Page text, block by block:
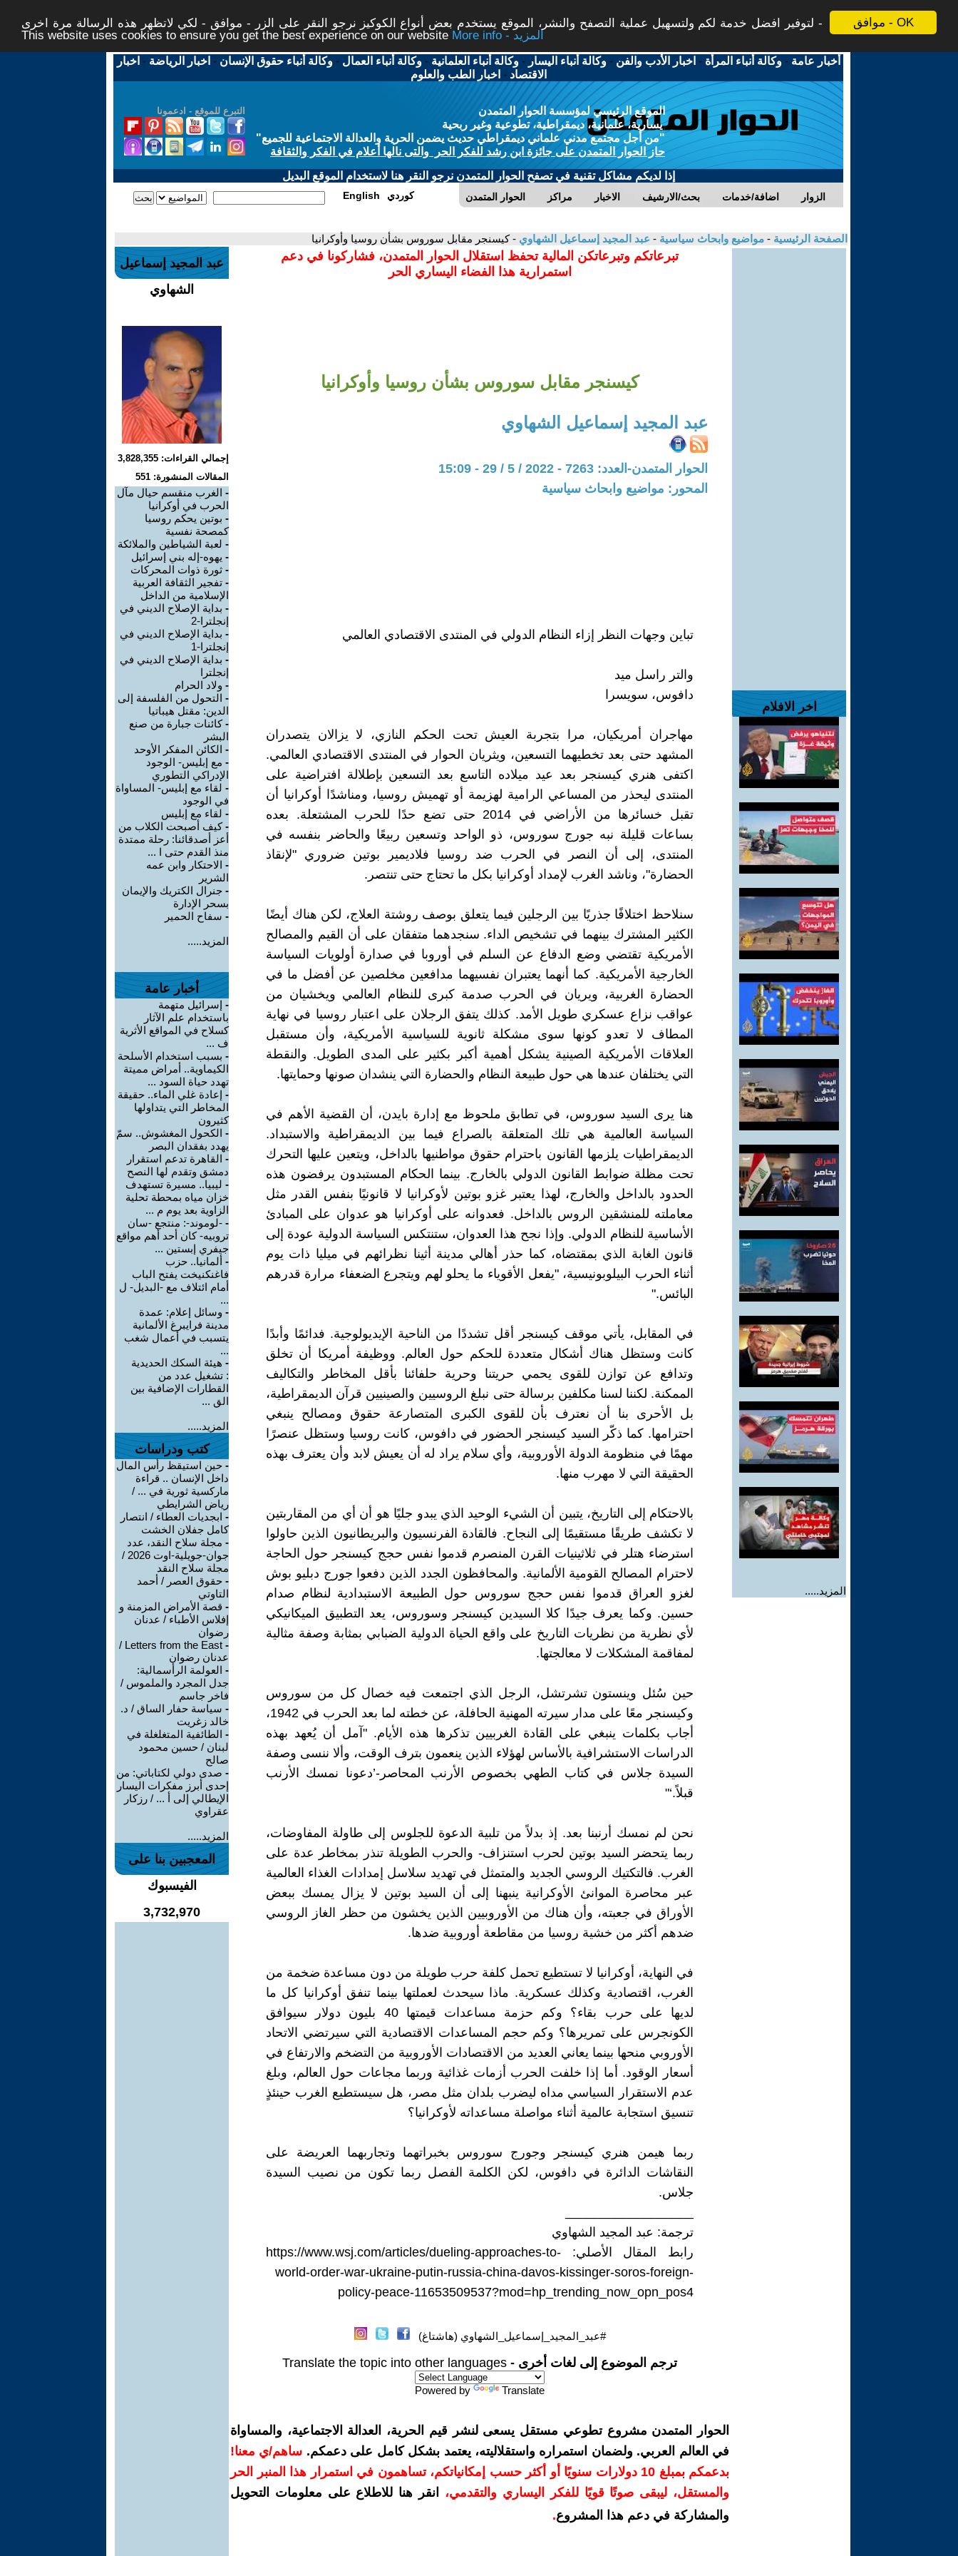
موافق - OK
لتوفير افضل خدمة لكم ولتسهيل عملية التصفح والنشر، الموقع يستخدم بعض أنواع الكوكيز نرجو النقر على الزر - موافق - لكي لاتظهر هذه الرسالة مرة اخرى -
This website uses cookies to ensure you get the best experience on our website
More info - المزيد
أخبار عامة -وكالة أنباء المرأة - اخبار الأدب والفن -وكالة أنباء اليسار -وكالة أنباء العلمانية -وكالة أنباء العمال -وكالة أنباء حقوق الإنسان - اخبار الرياضة - اخبار
الاقتصاد - اخبار الطب والعلوم
التبرع للموقع - ادعمونا
الموقع الرئيسي لمؤسسة الحوار المتمدن
يسارية، علمانية، ديمقراطية، تطوعية وغير ربحية
"من أجل مجتمع مدني علماني ديمقراطي حديث يضمن الحرية والعدالة الاجتماعية للجميع"
حاز الحوار المتمدن على جائزة ابن رشد للفكر الحر والتى نالها أعلام في الفكر والثقافة
إذا لديكم مشاكل تقنية في تصفح الحوار المتمدن نرجو النقر هنا لاستخدام الموقع البديل
الحوار المتمدن مراكز الاخبار بحث/الارشيف اضافة/خدمات الزوار English كوردي
الصفحة الرئيسية - مواضيع وابحاث سياسية - عبد المجيد إسماعيل الشهاوي - كيسنجر مقابل سوروس بشأن روسيا وأوكرانيا
اخر الافلام
المزيد.....
تبرعاتكم وتبرعاتكن المالية تحفظ استقلال الحوار المتمدن، فشاركونا في دعم
استمرارية هذا الفضاء اليساري الحر
كيسنجر مقابل سوروس بشأن روسيا وأوكرانيا
عبد المجيد إسماعيل الشهاوي
الحوار المتمدن-العدد: 7263 - 2022 / 5 / 29 - 15:09
المحور: مواضيع وابحاث سياسية
تباين وجهات النظر إزاء النظام الدولي في المنتدى الاقتصادي العالمي
والتر راسل ميد
دافوس، سويسرا
مهاجران أمريكيان، مرا بتجربة العيش تحت الحكم النازي، لا يزالان يتصدران
المشهد حتى بعد تخطيهما التسعين، ويثريان الحوار في المنتدى الاقتصادي العالمي.
اكتفى هنري كيسنجر بعد عيد ميلاده التاسع بعد التسعين بإطلالة افتراضية على
المنتدى ليحذر من المساعي الرامية لهزيمة أو تهميش روسيا، ومناشدًا أوكرانيا أن
تقبل خسائرها من الأراضي في 2014 حتى تضع حدًا للحرب المشتعلة. بعده
بساعات قليلة نبه جورج سوروس، ذو الواحد وتسعين ربيعًا والحاضر بنفسه في
المنتدى، إلى أن النصر في الحرب ضد روسيا فلاديمير بوتين ضروري "لإنقاذ
الحضارة"، وناشد الغرب لإمداد أوكرانيا بكل ما تحتاج حتى تنتصر.
سنلاحظ اختلافًا جذريًا بين الرجلين فيما يتعلق بوصف روشتة العلاج، لكن هناك أيضًا
الكثير المشترك بينهما في تشخيص الداء. سنجدهما متفقان على أن القيم والمصالح
الأمريكية تقتضي وضع الدفاع عن السلم في أوروبا في صدارة أولويات السياسة
الخارجية الأمريكية. كما أنهما يعتبران نفسيهما مدافعين مخلصين عن أفضل ما في
الحضارة الغربية، ويريان في الحرب صدمة كبرى للنظام العالمي ويخشيان من
عواقب نزاع عسكري طويل الأمد. كذلك يتفق الرجلان على اعتبار روسيا في نهاية
المطاف لا تعدو كونها سوى مشكلة ثانوية للسياسية الأمريكية، وأن مستقبل
العلاقات الأمريكية الصينية يشكل أهمية أكبر بكثير على المدى الطويل. والنقطة
التي يختلفان عندها هي حول طبيعة النظام والحضارة التي ينشدان صونها وحمايتها.
هنا يرى السيد سوروس، في تطابق ملحوظ مع إدارة بايدن، أن القضية الأهم في
السياسة العالمية هي تلك المتعلقة بالصراع فيما بين الديمقراطية والاستبداد.
الديمقراطيات يلزمها القانون باحترام حقوق مواطنيها بالداخل، ويتعين عليها التحرك
تحت مظلة ضوابط القانون الدولي بالخارج. بينما الحكام المستبدون يرفضون هذه
الحدود بالداخل والخارج، لهذا يعتبر غزو بوتين لأوكرانيا لا قانونيًا بنفس القدر مثل
معاملته للمنشقين الروس بالداخل. فعدوانه على أوكرانيا هو عدوان على المبادئ
الأساسية للنظام الدولي. وإذا نجح هذا العدوان، ستنتكس السياسة الدولية عودة إلى
قانون الغابة الذي بمقتضاه، كما حذر أهالي مدينة أثينا نظرائهم في ميليا ذات يوم
أثناء الحرب البيلوبونيسية، "يفعل الأقوياء ما يحلو لهم ويتجرع الضعفاء مرارة قدرهم
البائس."
في المقابل، يأتي موقف كيسنجر أقل تشددًا من الناحية الإيديولوجية. فدائمًا وأبدًا
كانت وستظل هناك أشكال متعددة للحكم حول العالم. ووظيفة أمريكا أن تخلق
وتدافع عن توازن للقوى يحمي حريتنا وحرية حلفائنا بأقل المخاطر والتكاليف
الممكنة. لكننا لسنا مكلفين برسالة حتى نبلغ الروسيين والصينيين قرآن الديمقراطية،
بل الأحرى بنا أن نعترف بأن للقوى الكبرى المتصارعة حقوق ومصالح ينبغي
احترامها. كما ذكّر السيد كيسنجر الحضور في دافوس، كانت روسيا وستظل عنصرًا
مهمًا في منظومة الدولة الأوروبية، وأي سلام يراد له أن يعيش لابد وأن يعترف بهذه
الحقيقة التي لا مهرب منها.
بالاحتكام إلى التاريخ، يتبين أن الشيء الوحيد الذي يبدو جليًا هو أن أي من المقاربتين
لا تكشف طريقًا مستقيمًا إلى النجاح. فالقادة الفرنسيون والبريطانيون الذين حاولوا
استرضاء هتلر في ثلاثينيات القرن المنصرم قدموا نفس حجج كيسنجر حول الحاجة
لاحترام المصالح القومية الألمانية. والمحافظون الجدد الذين دفعوا جورج دبليو بوش
لغزو العراق قدموا نفس حجج سوروس حول الطبيعة الاستبدادية لنظام صدام
حسين. وكما يعرف جيدًا كلا السيدين كيسنجر وسوروس، يعد التطبيق الميكانيكي
لأي نظرية من نظريات التاريخ على واقع الحياة الدولية الضبابي بمثابة وصفة مثالية
لمفاقمة المشكلات لا معالجتها.
حين سُئل وينستون تشرتشل، الرجل الذي اجتمعت فيه خصال كل من سوروس
وكيسنجر معًا على مدار سيرته المهنية الحافلة، عن خطته لما بعد الحرب في 1942،
أجاب بكلمات ينبغي على القادة الغربيين تذكرها هذه الأيام. "آمل أن يُعهد بهذه
الدراسات الاستشرافية بالأساس لهؤلاء الذين ينعمون بترف الوقت، وألا ننسى وصفة
السيدة جلاس في كتاب الطهي بخصوص الأرنب المحاصر-’دعونا نمسك الأرنب
قبلاً.‘"
نحن لم نمسك أرنبنا بعد. إذ بدلاً من تلبية الدعوة للجلوس إلى طاولة المفاوضات،
ربما يتحضر السيد بوتين لحرب استنزاف- والحرب الطويلة تنذر بمخاطر عدة على
الغرب. فالتكتيك الروسي الجديد والمتمثل في تهديد سلاسل إمدادات الغذاء العالمية
عبر محاصرة الموانئ الأوكرانية ينبهنا إلى أن السيد بوتين لا يزال يمسك ببعض
الأوراق في جعبته، وأن هناك من الأوروبيين الذين يخشون من حظر الغاز الروسي
ضدهم أكثر من خشية روسيا من مقاطعة أوروبية ضدها.
في النهاية، أوكرانيا لا تستطيع تحمل كلفة حرب طويلة من دون مساعدة ضخمة من
الغرب، اقتصادية وكذلك عسكرية. ماذا سيحدث لعملتها بينما تنفق أوكرانيا كل ما
لديها على حرب بقاء؟ وكم حزمة مساعدات قيمتها 40 بليون دولار سيوافق
الكونجرس على تمريرها؟ وكم حجم المساعدات الاقتصادية التي سيرتضي الاتحاد
الأوروبي منحها بينما يعاني العديد من الاقتصادات الأوروبية من التضخم والارتفاع في
أسعار الوقود. أما إذا خلفت الحرب أزمات غذائية وربما مجاعات حول العالم، وبلغ
عدم الاستقرار السياسي مداه ليضرب بلدان مثل مصر، هل سيستطيع الغرب حينئذٍ
تنسيق استجابة عالمية أثناء مواصلة مساعداته لأوكرانيا؟
ربما هيمن هنري كيسنجر وجورج سوروس بخبراتهما وتجاربهما العريضة على
النقاشات الدائرة في دافوس، لكن الكلمة الفصل ربما تكون من نصيب السيدة
جلاس.
ترجمة: عبد المجيد الشهاوي
رابط المقال الأصلي: https://www.wsj.com/articles/dueling-approaches-to-
world-order-war-ukraine-putin-russia-china-davos-kissinger-soros-foreign-
policy-peace-11653509537?mod=hp_trending_now_opn_pos4
#عبد_المجيد_إسماعيل_الشهاوي (هاشتاغ)
ترجم الموضوع إلى لغات أخرى - Translate the topic into other languages
Powered by Translate
الحوار المتمدن مشروع تطوعي مستقل يسعى لنشر قيم الحرية، العدالة الاجتماعية، والمساواة
في العالم العربي. ولضمان استمراره واستقلاليته، يعتمد بشكل كامل على دعمكم. ساهم/ي معنا!
بدعمكم بمبلغ 10 دولارات سنويًا أو أكثر حسب إمكانياتكم، تساهمون في استمرار هذا المنبر الحر
والمستقل، ليبقى صوتًا قويًا للفكر اليساري والتقدمي،
انقر هنا للاطلاع على معلومات التحويل
والمشاركة في دعم هذا المشروع.
عبد المجيد إسماعيل
الشهاوي
إجمالي القراءات: 3,828,355
المقالات المنشورة: 551
- الغرب منقسم حيال مآل
الحرب في أوكرانيا
- بوتين يحكم روسيا
كمصحة نفسية
- لعبة الشياطين والملائكة
- يهوه-إله بني إسرائيل
- ثورة ذوات المحركات
- تفجير الثقافة العربية
الإسلامية من الداخل
- بداية الإصلاح الديني في
إنجلترا-2
- بداية الإصلاح الديني في
إنجلترا-1
- بداية الإصلاح الديني في
إنجلترا
- ولاد الحرام
- التحول من الفلسفة إلى
الدين: مقتل هيباتيا
-كائنات جبارة من صنع
البشر
- الكائن المفكر الأوحد
- مع إبليس- الوجود
الإدراكي التطوري
- لقاء مع إبليس- المساواة
في الوجود
- لقاء مع إبليس
-كيف أصبحت الكلاب من
أعز أصدقائنا: رحلة ممتدة
منذ القدم حتى ا ...
- الاحتكار وابن عمه
الشرير
- جنرال الكتريك والإيمان
بسحر الإدارة
- سفاح الحمير
المزيد.....
أخبار عامة
- إسرائيل متهمة
باستخدام علم الآثار
كسلاح في المواقع الأثرية
ف ...
- بسبب استخدام الأسلحة
الكيماوية.. أمراض مميتة
تهدد حياة السود ...
- إعادة غلي الماء.. حقيقة
المخاطر التي يتداولها
كثيرون
- الكحول المغشوش.. سمّ
يهدد بفقدان البصر
- القاهرة تدعم استقرار
دمشق وتقدم لها النصح
- ليبيا.. مسيرة تستهدف
خزان مياه بمحطة تحلية
الزاوية بعد يوم م ...
- -لوموند-: منتجع -سان
تروبيه- كان أحد أهم مواقع
جيفري إبستين ...
- ألمانيا.. حزب
فاغنكنيخت يفتح الباب
أمام ائتلاف مع -البديل- ل
...
- وسائل إعلام: عمدة
مدينة فرايبرغ الألمانية
يتسبب في أعمال شغب
...
- هيئة السكك الحديدية
: تشغيل عدد من
القطارات الإضافية بين
الق ...
المزيد.....
كتب ودراسات
- حين استيقظ رأس المال
داخل الإنسان .. قراءة
ماركسية ثورية في ... /
رياض الشرايطي
- ابجديات العطاء / انتصار
كامل جفلان الخشت
- مجلة سلاح النقد، عدد
جوان-جويلية-اوت 2026 /
مجلة سلاح النقد
- حقوق العصر / أحمد
التاوتي
- قصة الأمراض المزمنة و
إفلاس الأطباء / عدنان
رضوان
-
Letters from the East /
عدنان رضوان
- العولمة الرأسمالية:
جدل المجرد والملموس /
فاخر جاسم
- سياسة حفار الساق / د.
خالد زغريت
- الطائفية المتغلغلة في
لبنان / حسين محمود
صالح
- صدى دولي لكتاباتي: من
إحدى أبرز مفكرات اليسار
الإيطالي إلى أ ... / رزكار
عقراوي
المزيد.....
المعجبين بنا على
الفيسبوك
3,732,970